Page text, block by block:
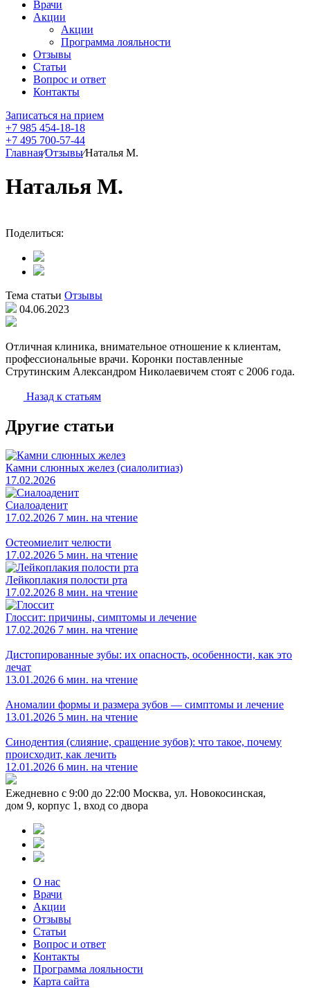
Врачи
Акции
Акции
Программа лояльности
Отзывы
Статьи
Вопрос и ответ
Контакты
Записаться на прием
+7 985 454-18-18
+7 495 700-57-44
Главная⁄Отзывы⁄Наталья М.
Наталья М.
Поделиться:
Тема статьи Отзывы
04.06.2023
Отличная клиника, внимательное отношение к клиентам,
профессиональные врачи. Коронки поставленные
Струтинским Александром Николаевичем стоят с 2006 года.
Назад к статьям
Другие статьи
Камни слюнных желез (сиалолитиаз)
17.02.2026
Сиалоаденит
17.02.2026 7 мин. на чтение
Остеомиелит челюсти
17.02.2026 5 мин. на чтение
Лейкоплакия полости рта
17.02.2026 8 мин. на чтение
Глоссит: причины, симптомы и лечение
17.02.2026 7 мин. на чтение
Дистопированные зубы: их опасность, особенности, как это
лечат
13.01.2026 6 мин. на чтение
Аномалии формы и размера зубов — симптомы и лечение
13.01.2026 5 мин. на чтение
Синодентия (слияние, сращение зубов): что такое, почему
происходит, как лечить
12.01.2026 6 мин. на чтение
Ежедневно с 9:00 до 22:00 Москва, ул. Новокосинская,
дом 9, корпус 1, вход со двора
О нас
Врачи
Акции
Отзывы
Статьи
Вопрос и ответ
Контакты
Программа лояльности
Карта сайта